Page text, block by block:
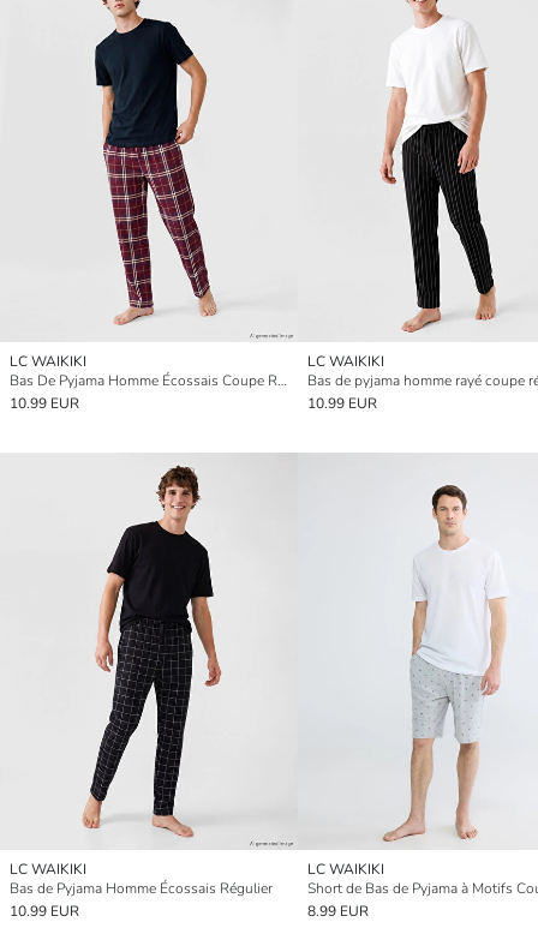
LC WAIKIKI
Bas De Pyjama Homme Écossais Coupe Régulière
10.99 EUR
LC WAIKIKI
Bas de pyjama homme rayé coupe
10.99 EUR
LC WAIKIKI
Bas de Pyjama Homme Écossais Régulier
10.99 EUR
LC WAIKIKI
8.99 EUR